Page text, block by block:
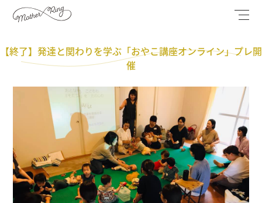
【終了】発達と関わりを学ぶ「おやこ講座オンライン」プレ開
催